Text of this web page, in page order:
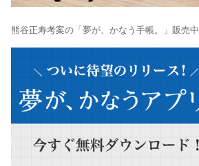
熊谷正寿考案の「夢が、かなう手帳。」販売中